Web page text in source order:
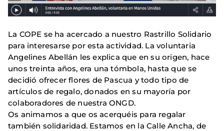
La COPE se ha acercado a nuestro Rastrillo Solidario
para interesarse por esta actividad. La voluntaria
Angelines Abellán les explica que en su origen, hace
unos treinta años, era una tómbola, hasta que se
decidió ofrecer flores de Pascua y todo tipo de
artículos de regalo, donados en su mayoría por
colaboradores de nuestra ONGD.
Os animamos a que os acerquéis para regalar
también solidaridad. Estamos en la Calle Ancha, de